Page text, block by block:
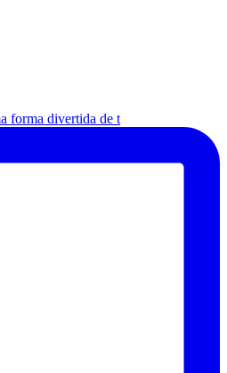
forma divertida de t